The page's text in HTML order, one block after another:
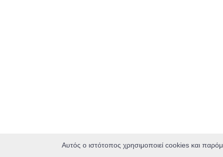
Αυτός ο ιστότοπος χρησιμοποιεί cookies και